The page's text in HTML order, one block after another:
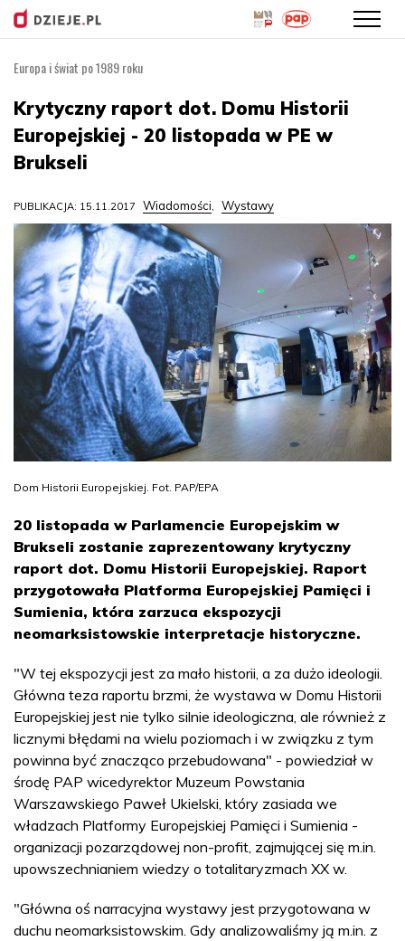
treści
Europa i świat po 1989 roku
Krytyczny raport dot. Domu Historii
Europejskiej - 20 listopada w PE w
Brukseli
PUBLIKACJA: 15.11.2017 Wiadomości, Wystawy
Dom Historii Europejskiej. Fot. PAP/EPA
20 listopada w Parlamencie Europejskim w
Brukseli zostanie zaprezentowany krytyczny
raport dot. Domu Historii Europejskiej. Raport
przygotowała Platforma Europejskiej Pamięci i
Sumienia, która zarzuca ekspozycji
neomarksistowskie interpretacje historyczne.
"W tej ekspozycji jest za mało historii, a za dużo ideologii.
Główna teza raportu brzmi, że wystawa w Domu Historii
Europejskiej jest nie tylko silnie ideologiczna, ale również z
licznymi błędami na wielu poziomach i w związku z tym
powinna być znacząco przebudowana" - powiedział w
środę PAP wicedyrektor Muzeum Powstania
Warszawskiego Paweł Ukielski, który zasiada we
władzach Platformy Europejskiej Pamięci i Sumienia -
organizacji pozarządowej non-profit, zajmującej się m.in.
upowszechnianiem wiedzy o totalitaryzmach XX w.
"Główna oś narracyjna wystawy jest przygotowana w
duchu neomarksistowskim. Gdy analizowaliśmy ją m.in. z